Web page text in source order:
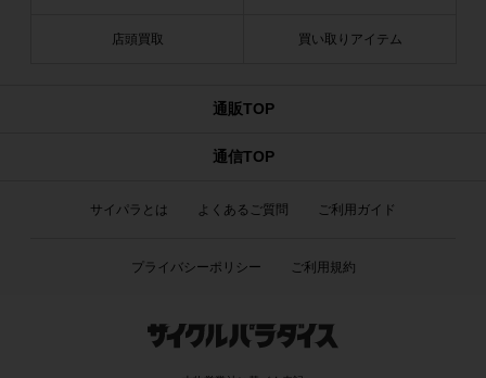
店頭買取 買い取りアイテム
通販TOP
通信TOP
サイパラとは よくあるご質問 ご利用ガイド
プライバシーポリシー ご利用規約